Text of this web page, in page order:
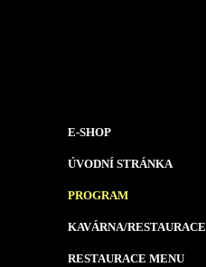
E-SHOP
ÚVODNÍ STRÁNKA
PROGRAM
KAVÁRNA/RESTAURACE
RESTAURACE MENU